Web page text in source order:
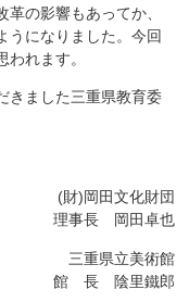
の影響もあってか、
うになりました。今回
れます。
きました三重県教育委
(財)岡田文化財団
理事長 岡田卓也
三重県立美術館
館 長 陰里鐵郎